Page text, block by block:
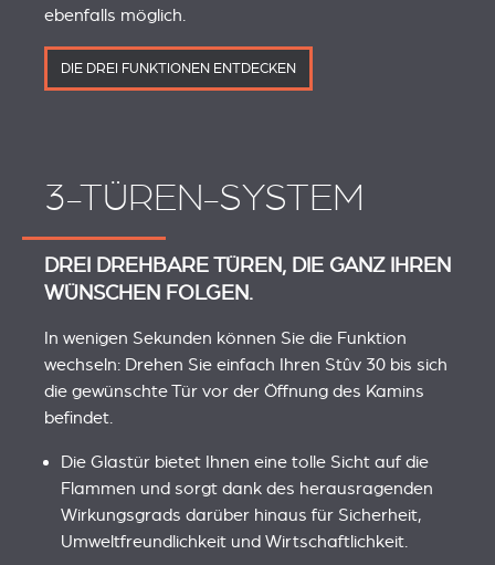
ebenfalls möglich.
DIE DREI FUNKTIONEN ENTDECKEN
3-TÜREN-SYSTEM
DREI DREHBARE TÜREN, DIE GANZ IHREN
WÜNSCHEN FOLGEN.
In wenigen Sekunden können Sie die Funktion
wechseln: Drehen Sie einfach Ihren Stûv 30 bis sich
die gewünschte Tür vor der Öffnung des Kamins
befindet.
Die Glastür bietet Ihnen eine tolle Sicht auf die
Flammen und sorgt dank des herausragenden
Wirkungsgrads darüber hinaus für Sicherheit,
Umweltfreundlichkeit und Wirtschaftlichkeit.